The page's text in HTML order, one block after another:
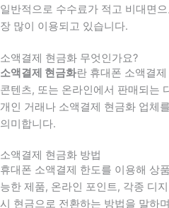
일반적으로 수수료가 적고 비대면
장 많이 이용되고 있습니다.
소액결제 현금화 무엇인가요?
소액결제 현금화란 휴대폰 소액결
콘텐츠, 또는 온라인에서 판매되는
개인 거래나 소액결제 현금화 업체
의미합니다.
소액결제 현금화 방법
휴대폰 소액결제 한도를 이용해 상
능한 제품, 온라인 포인트, 각종 디
시 현금으로 전환하는 방법을 말하